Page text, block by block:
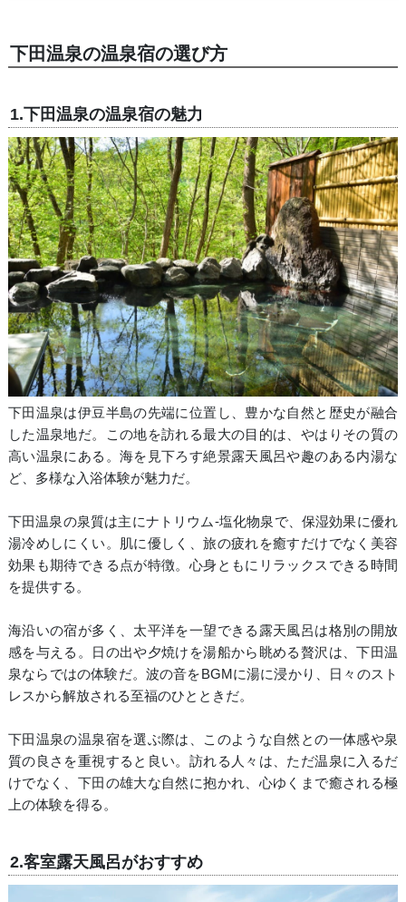
下田温泉の温泉宿の選び方
1.下田温泉の温泉宿の魅力
下田温泉は伊豆半島の先端に位置し、豊かな自然と歴史が融合
した温泉地だ。この地を訪れる最大の目的は、やはりその質の
高い温泉にある。海を見下ろす絶景露天風呂や趣のある内湯な
ど、多様な入浴体験が魅力だ。
下田温泉の泉質は主にナトリウム-塩化物泉で、保湿効果に優れ
湯冷めしにくい。肌に優しく、旅の疲れを癒すだけでなく美容
効果も期待できる点が特徴。心身ともにリラックスできる時間
を提供する。
海沿いの宿が多く、太平洋を一望できる露天風呂は格別の開放
感を与える。日の出や夕焼けを湯船から眺める贅沢は、下田温
泉ならではの体験だ。波の音をBGMに湯に浸かり、日々のスト
レスから解放される至福のひとときだ。
下田温泉の温泉宿を選ぶ際は、このような自然との一体感や泉
質の良さを重視すると良い。訪れる人々は、ただ温泉に入るだ
けでなく、下田の雄大な自然に抱かれ、心ゆくまで癒される極
上の体験を得る。
2.客室露天風呂がおすすめ